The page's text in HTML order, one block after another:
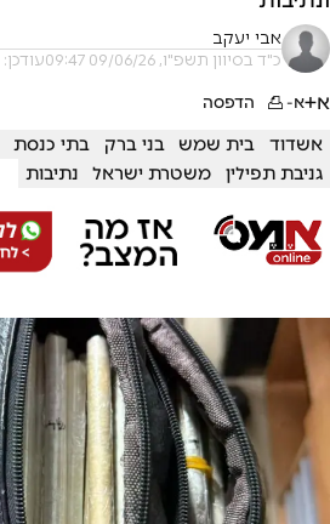
אבי יעקב
כ"ד בסיוון תשפ"ו, 09/06/26 09:47 עודכן: 10:20
א+א- הדפסה
אשדוד בית שמש בני ברק בתי כנסת
גניבת תפילין
משטרת ישראל נתיבות